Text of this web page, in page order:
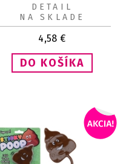
4,58 €
DETAIL
NA SKLADE